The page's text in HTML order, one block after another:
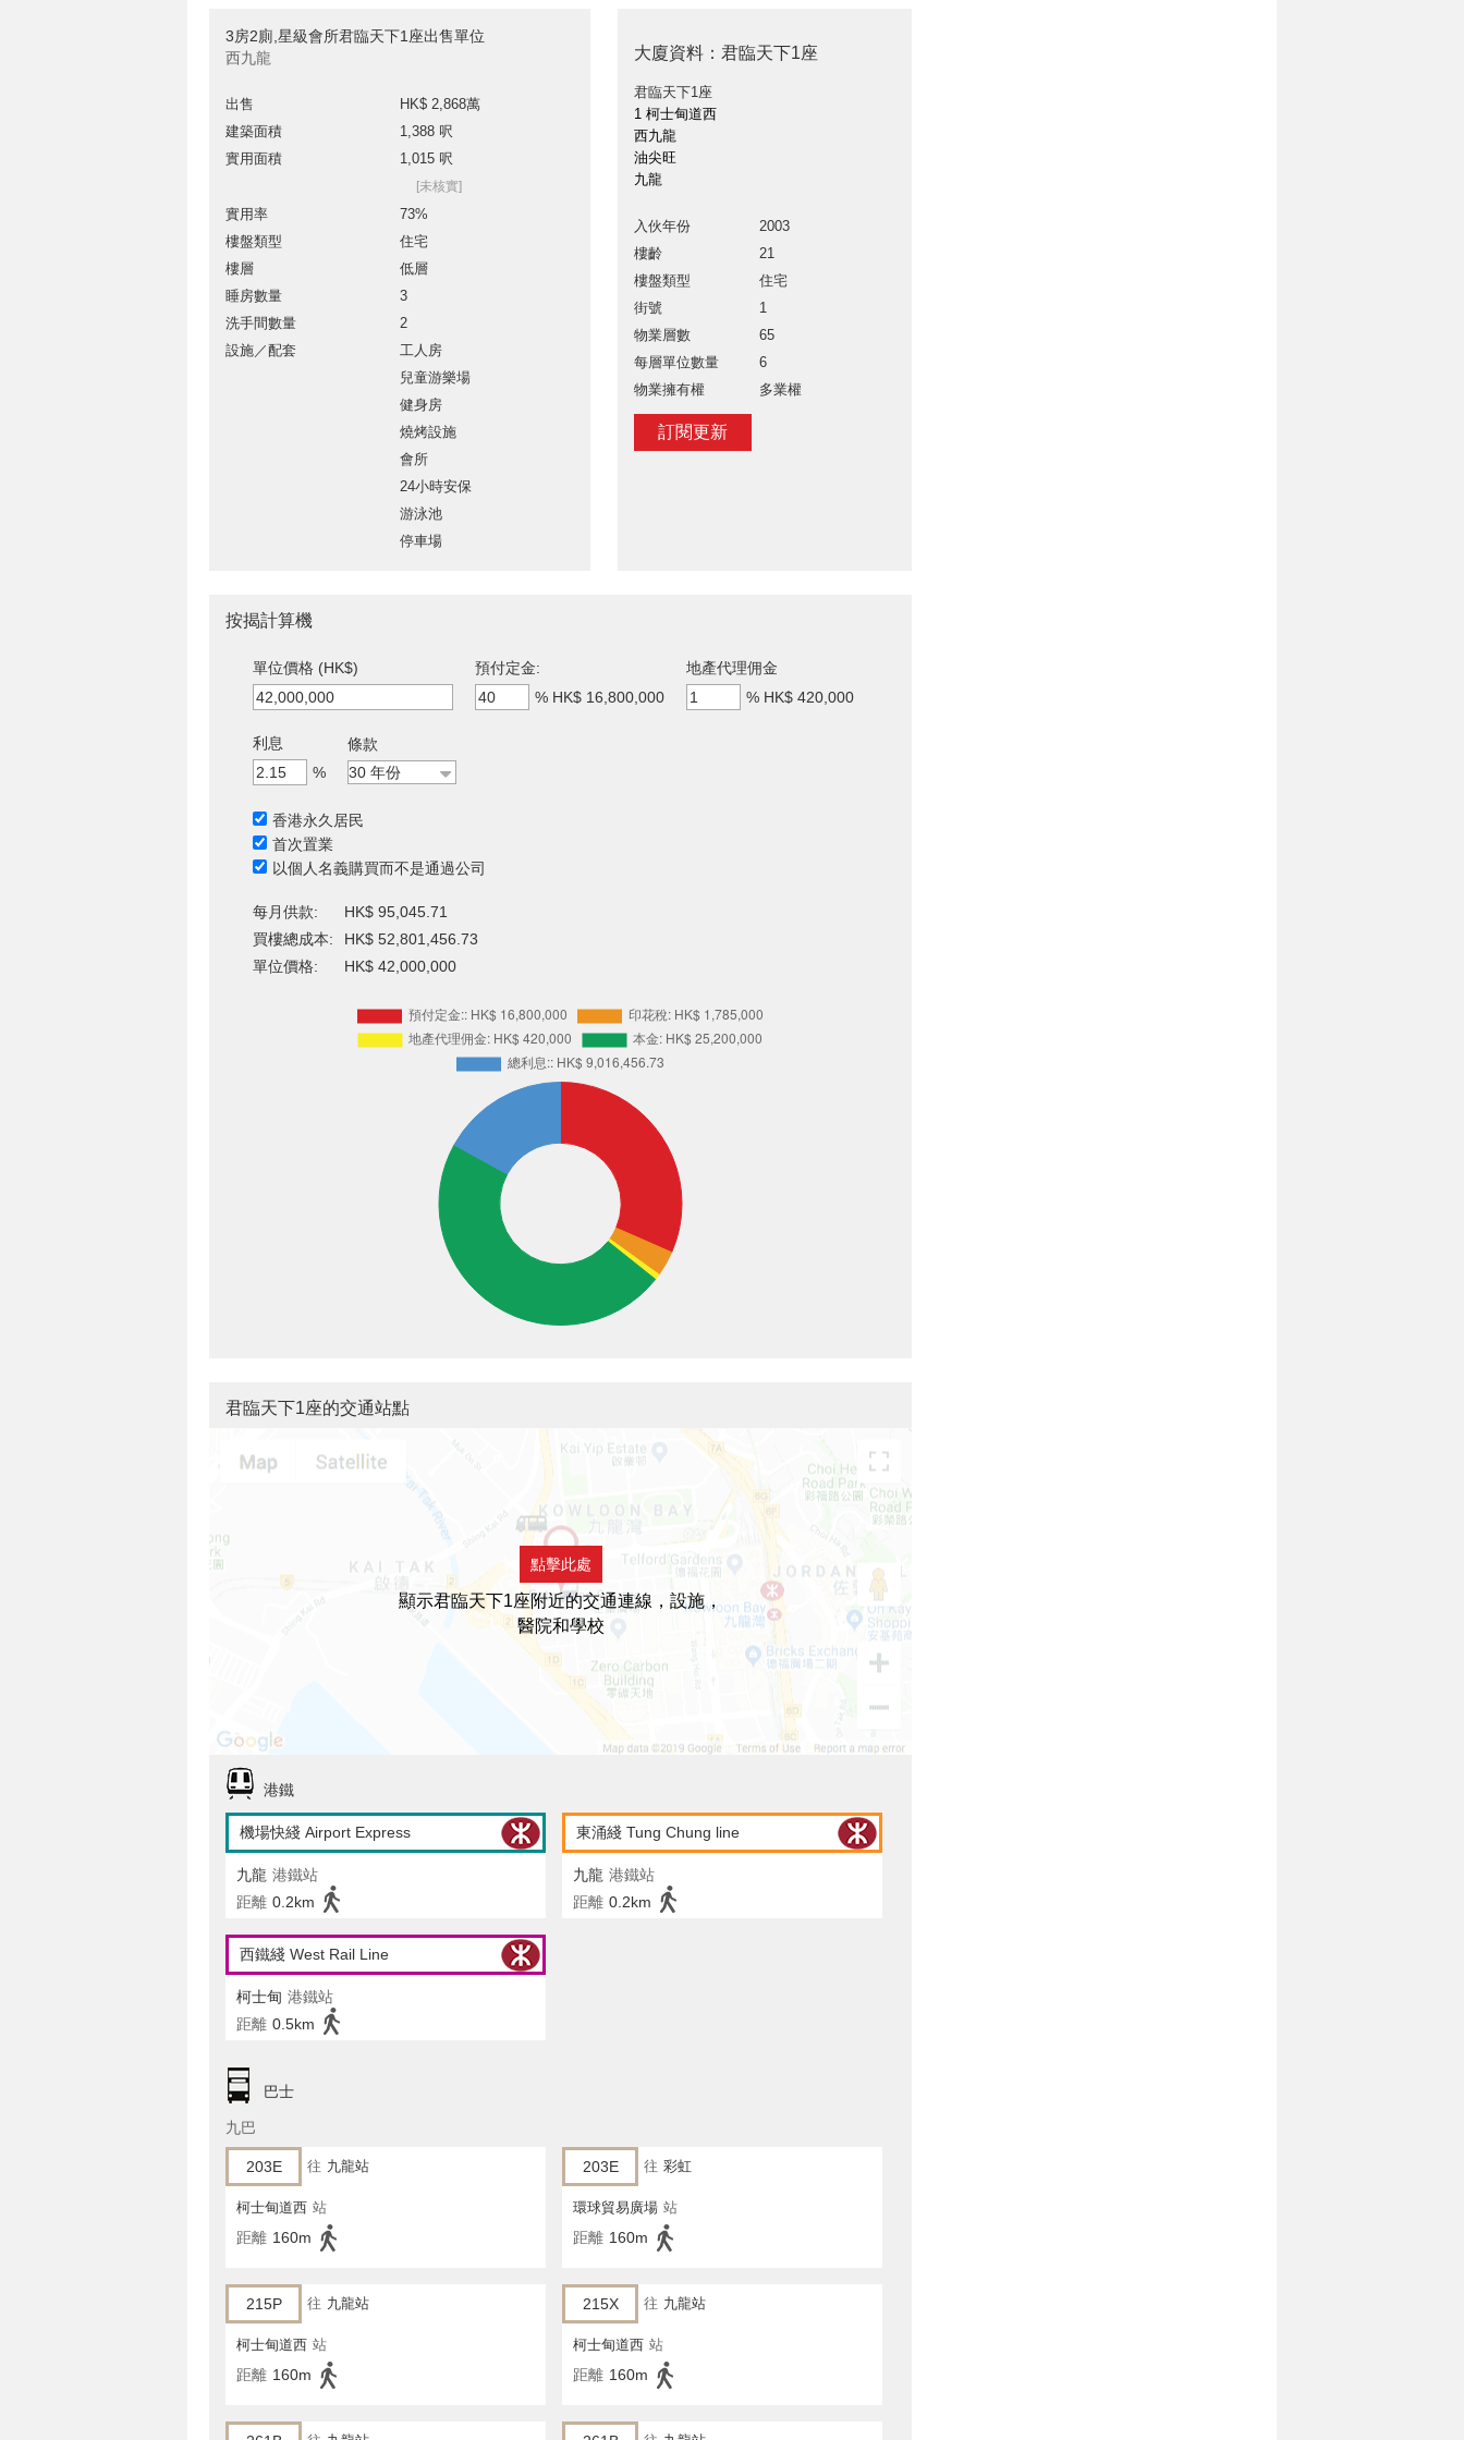
3房2廁,星級會所君臨天下1座出售單位
西九龍
出售
HK$ 2,868萬
建築面積
1,388 呎
實用面積
1,015 呎
[未核實]
實用率
73%
樓盤類型
住宅
樓層
低層
睡房數量
3
洗手間數量
2
設施／配套
工人房
兒童游樂場
健身房
燒烤設施
會所
24小時安保
游泳池
停車場
大廈資料：君臨天下1座
君臨天下1座
1 柯士甸道西
西九龍
油尖旺
九龍
入伙年份
2003
樓齡
21
樓盤類型
住宅
街號
1
物業層數
65
每層單位數量
6
物業擁有權
多業權
訂閱更新
按揭計算機
單位價格 (HK$)
預付定金:
% HK$ 16,800,000
地產代理佣金
% HK$ 420,000
利息
%
條款
香港永久居民
首次置業
以個人名義購買而不是通過公司
每月供款:
HK$ 95,045.71
買樓總成本:
HK$ 52,801,456.73
單位價格:
HK$ 42,000,000
君臨天下1座的交通站點
點擊此處
顯示君臨天下1座附近的交通連線，設施，
醫院和學校
港鐵
機場快綫 Airport Express
九龍 港鐵站
距離 0.2km
東涌綫 Tung Chung line
九龍 港鐵站
距離 0.2km
西鐵綫 West Rail Line
柯士甸 港鐵站
距離 0.5km
巴士
九巴
203E 往 九龍站
柯士甸道西 站
距離 160m
203E 往 彩虹
環球貿易廣場 站
距離 160m
215P 往 九龍站
柯士甸道西 站
距離 160m
215X 往 九龍站
柯士甸道西 站
距離 160m